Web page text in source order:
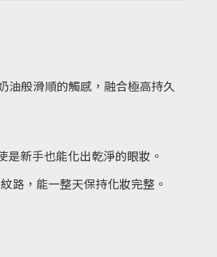
油般滑順的觸感，融合極高持久
新手也能化出乾淨的眼妝。
路，能一整天保持化妝完整。